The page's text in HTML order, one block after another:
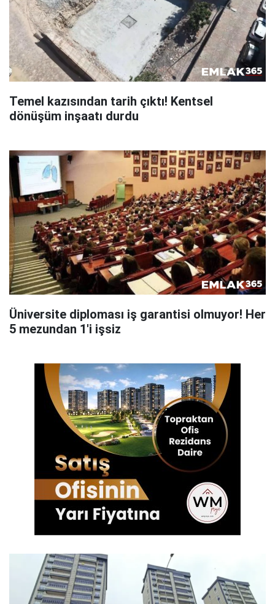
Temel kazısından tarih çıktı! Kentsel
dönüşüm inşaatı durdu
Üniversite diploması iş garantisi olmuyor! Her
5 mezundan 1'i işsiz